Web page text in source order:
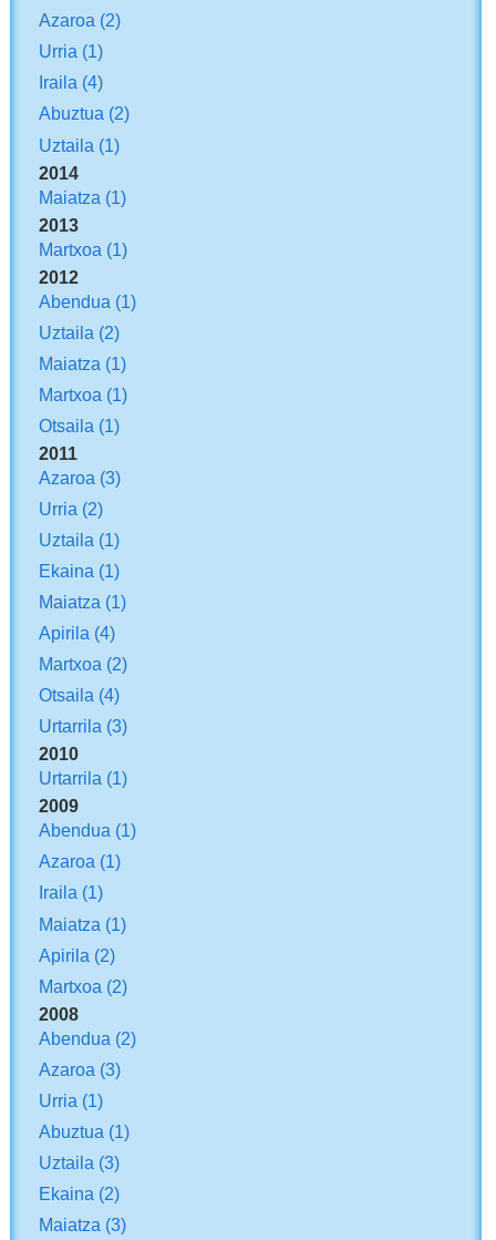
Azaroa (2)
Urria (1)
Iraila (4)
Abuztua (2)
Uztaila (1)
2014
Maiatza (1)
2013
Martxoa (1)
2012
Abendua (1)
Uztaila (2)
Maiatza (1)
Martxoa (1)
Otsaila (1)
2011
Azaroa (3)
Urria (2)
Uztaila (1)
Ekaina (1)
Maiatza (1)
Apirila (4)
Martxoa (2)
Otsaila (4)
Urtarrila (3)
2010
Urtarrila (1)
2009
Abendua (1)
Azaroa (1)
Iraila (1)
Maiatza (1)
Apirila (2)
Martxoa (2)
2008
Abendua (2)
Azaroa (3)
Urria (1)
Abuztua (1)
Uztaila (3)
Ekaina (2)
Maiatza (3)